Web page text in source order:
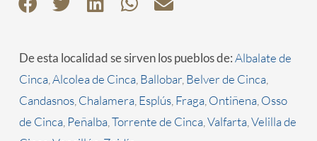
De esta localidad se sirven los pueblos de:Albalate de
Cinca,Alcolea de Cinca,Ballobar,Belver de Cinca,
Candasnos,Chalamera,Esplús,Fraga,Ontiñena,Osso
de Cinca, Peñalba,Torrente de Cinca,Valfarta,Velilla de